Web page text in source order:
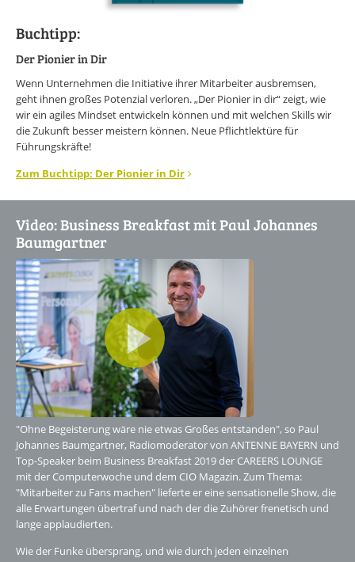
Buchtipp:
Der Pionier in Dir
Wenn Unternehmen die Initiative ihrer Mitarbeiter ausbremsen,
geht ihnen großes Potenzial verloren. „Der Pionier in dir“ zeigt, wie
wir ein agiles Mindset entwickeln können und mit welchen Skills wir
die Zukunft besser meistern können. Neue Pflichtlektüre für
Führungskräfte!
Zum Buchtipp: Der Pionier in Dir
Video: Business Breakfast mit Paul Johannes
Baumgartner
"Ohne Begeisterung wäre nie etwas Großes entstanden", so Paul
Johannes Baumgartner, Radiomoderator von ANTENNE BAYERN und
Top-Speaker beim Business Breakfast 2019 der CAREERS LOUNGE
mit der Computerwoche und dem CIO Magazin. Zum Thema:
"Mitarbeiter zu Fans machen" lieferte er eine sensationelle Show, die
alle Erwartungen übertraf und nach der die Zuhörer frenetisch und
lange applaudierten.
Wie der Funke übersprang, und wie durch jeden einzelnen